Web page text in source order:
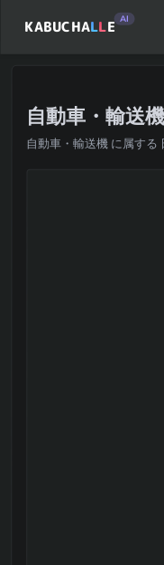
KABUCHALLE AI
自動車・輸送
自動車・輸送機 に属する